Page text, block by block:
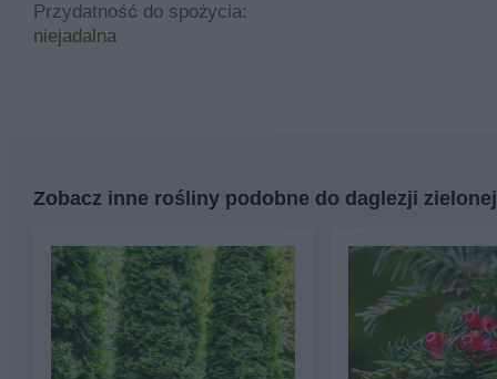
Przydatność do spożycia:
niejadalna
Zobacz inne rośliny podobne do daglezji zielonej